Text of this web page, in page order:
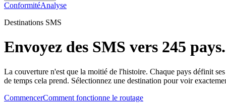
ConformitéAnalyse
Destinations SMS
Envoyez des SMS vers 245 pays.
La couverture n'est que la moitié de l'histoire. Chaque pays définit
de temps cela prend. Sélectionnez une destination pour voir
CommencerComment fonctionne le routage